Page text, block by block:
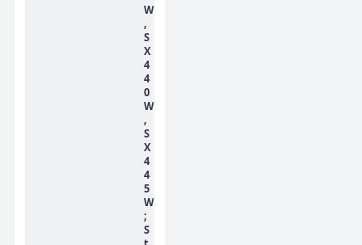
W
,
S
X
4
4
0
W
,
S
X
4
4
5
W
;
S